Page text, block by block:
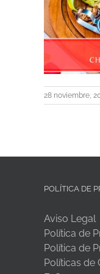
28 noviembre,
POLÍTICA DE
Aviso Legal
Política de
Política de
Políticas de